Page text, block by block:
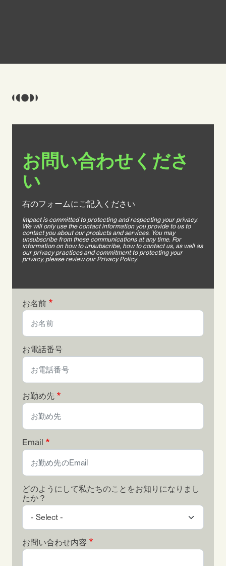
お問い合わせくださ
い
右のフォームにご記入ください
Impact is committed to protecting and respecting your privacy.
We will only use the contact information you provide to us to
contact you about our products and services. You may
unsubscribe from these communications at any time. For
information on how to unsubscribe, how to contact us, as well as
our privacy practices and commitment to protecting your
privacy, please review our Privacy Policy.
お名前
お電話番号
お勤め先
Email
どのようにして私たちのことをお知りになりまし
たか？
お問い合わせ内容